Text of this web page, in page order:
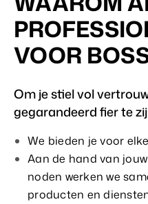
VOOR
Om je stiel vol
gegarandeerd fier te
We bieden je voor
Aan de hand van
noden werken we
producten en